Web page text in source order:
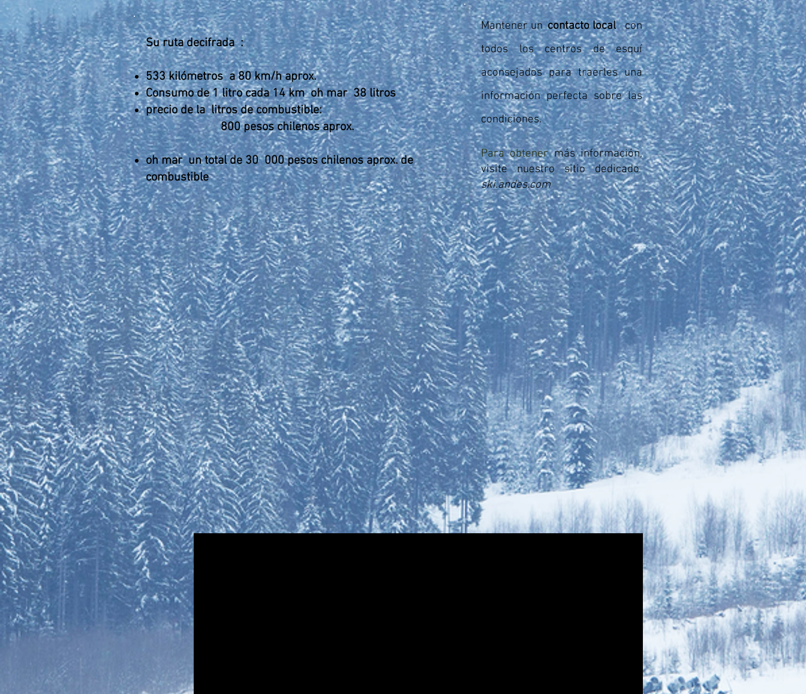
Su ruta decifrada :​
533 kilómetros a 80 km/h aprox.
Consumo de 1 litro cada 14 km oh mar 38 litros
precio de la litros de combustible:
800 pesos chilenos aprox.​
oh mar un total de 30 000 pesos chilenos aprox. de
combustible
Mantener un contacto local
con
todos los centros de esquí
aconsejados para traerles una
información perfecta sobre las
condiciones.
Para obtenermás información,
visite nuestro sitio dedicado
ski.andes.com